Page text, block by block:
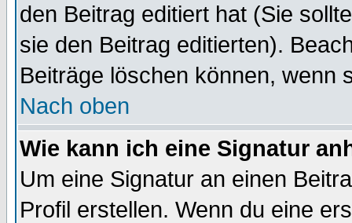
den Beitrag editiert hat (Sie
sie den Beitrag editierten).
Beiträge löschen können, wenn
Nach oben
Wie kann ich eine Signatur
Um eine Signatur an einen
Profil erstellen. Wenn du eine